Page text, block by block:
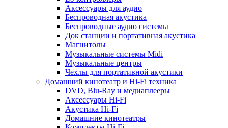
Аксессуары для аудио
Беспроводная акустика
Беспроводные аудио системы
Док станции и портативная акустика
Магнитолы
Музыкальные системы Midi
Музыкальные центры
Чехлы для портативной акустики
Домашний кинотеатр и Hi-Fi техника
DVD, Blu-Ray и медиаплееры
Аксессуары Hi-Fi
Акустика Hi-Fi
Домашние кинотеатры